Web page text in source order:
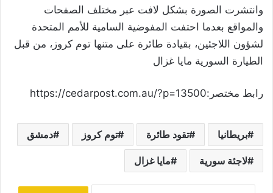
وانتشرت الصورة بشكل لافت عبر مختلف الصفحات
والمواقع بعدما احتفت المفوضية السامية للأمم المتحدة
لشؤون اللاجئين، بقيادة طائرة على متنها توم كروز، من قبل
الطيارة السورية مايا غزال
رابط مختصر:https://cedarpost.com.au/?p=13500
بريطانيا تقود طائرة توم كروز دمشق
لاجئة سورية مايا غزال